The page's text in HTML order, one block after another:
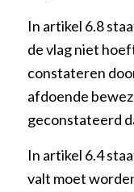
In artikel 6.8
de vlag niet
constateren
afdoende
geconstateerd
In artikel 6.4
valt moet